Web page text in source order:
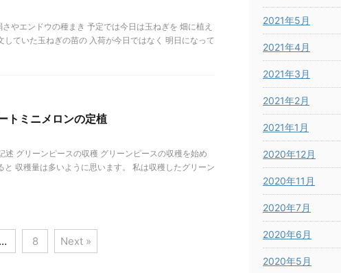
やエンドウの種まき 予定では今日は玉ねぎを 畑に植え
ていた玉ねぎの苗の 入荷が今日ではなく 明日になって
トミニメロンの定植
述 グリーンピースの収穫 グリーンピースの収穫を始め
と 収穫量は多いように思います。 私は収穫したグリーン
… 8 Next »
2021年5月
2021年4月
2021年3月
2021年2月
2021年1月
2020年12月
2020年11月
2020年7月
2020年6月
2020年5月